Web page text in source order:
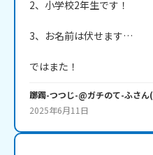
2、小学校2年生です！
3、お名前は伏せます…
ではまた！
躑躅-つつじ-@ガチのて-ふさん(
2025年6月11日